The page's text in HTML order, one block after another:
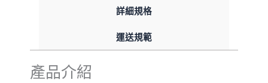
詳細規格
運送規範
產品介紹